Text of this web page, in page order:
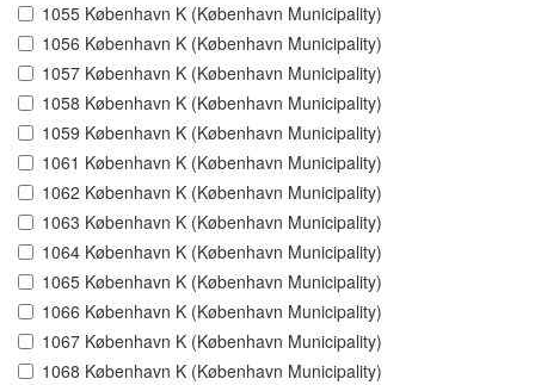
1055 København K (København Municipality)
1056 København K (København Municipality)
1057 København K (København Municipality)
1058 København K (København Municipality)
1059 København K (København Municipality)
1061 København K (København Municipality)
1062 København K (København Municipality)
1063 København K (København Municipality)
1064 København K (København Municipality)
1065 København K (København Municipality)
1066 København K (København Municipality)
1067 København K (København Municipality)
1068 København K (København Municipality)